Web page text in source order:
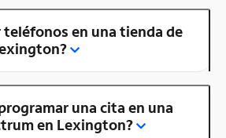
teléfonos en una tienda de
una cita en una
en Lexington?